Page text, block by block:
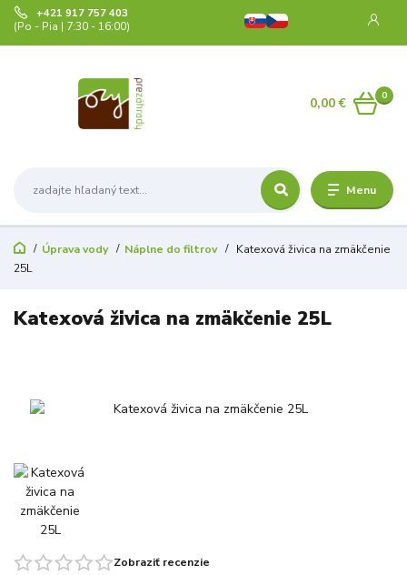
Menu
+421 917 757 403
(Po - Pia | 7:30 - 16:00)
0
0,00 €
Úprava vody Náplne do filtrov
Katexová živica na zmäkčenie
25L
Katexová živica na zmäkčenie 25L
Zobraziť recenzie